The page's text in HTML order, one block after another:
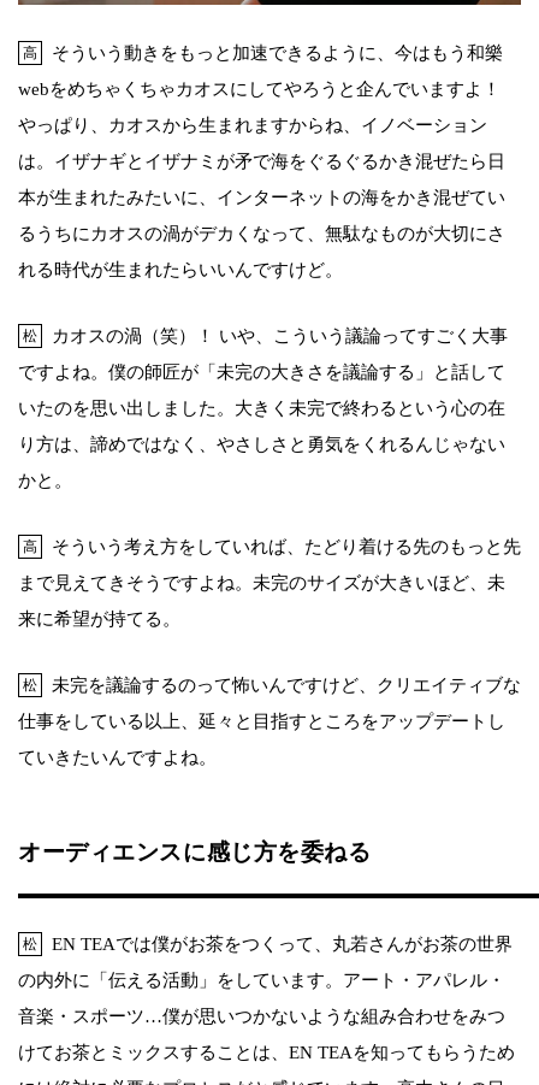
高
そういう動きをもっと加速できるように、今はもう和樂
webをめちゃくちゃカオスにしてやろうと企んでいますよ！
やっぱり、カオスから生まれますからね、イノベーション
は。イザナギとイザナミが矛で海をぐるぐるかき混ぜたら日
本が生まれたみたいに、インターネットの海をかき混ぜてい
るうちにカオスの渦がデカくなって、無駄なものが大切にさ
れる時代が生まれたらいいんですけど。
松
カオスの渦（笑）！ いや、こういう議論ってすごく大事
ですよね。僕の師匠が「未完の大きさを議論する」と話して
いたのを思い出しました。大きく未完で終わるという心の在
り方は、諦めではなく、やさしさと勇気をくれるんじゃない
かと。
高
そういう考え方をしていれば、たどり着ける先のもっと先
まで見えてきそうですよね。未完のサイズが大きいほど、未
来に希望が持てる。
松
未完を議論するのって怖いんですけど、クリエイティブな
仕事をしている以上、延々と目指すところをアップデートし
ていきたいんですよね。
オーディエンスに感じ方を委ねる
松
EN TEAでは僕がお茶をつくって、丸若さんがお茶の世界
の内外に「伝える活動」をしています。アート・アパレル・
音楽・スポーツ…僕が思いつかないような組み合わせをみつ
けてお茶とミックスすることは、EN TEAを知ってもらうため